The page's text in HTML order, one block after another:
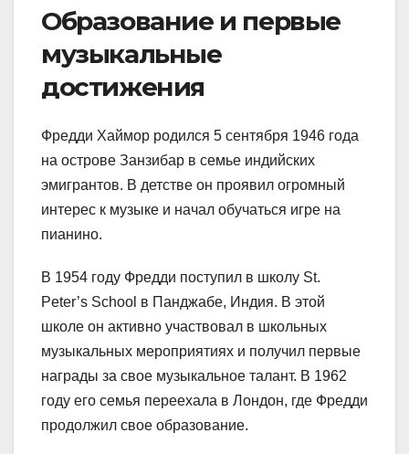
Образование и первые
музыкальные
достижения
Фредди Хаймор родился 5 сентября 1946 года
на острове Занзибар в семье индийских
эмигрантов. В детстве он проявил огромный
интерес к музыке и начал обучаться игре на
пианино.
В 1954 году Фредди поступил в школу St.
Peter’s School в Панджабе, Индия. В этой
школе он активно участвовал в школьных
музыкальных мероприятиях и получил первые
награды за свое музыкальное талант. В 1962
году его семья переехала в Лондон, где Фредди
продолжил свое образование.